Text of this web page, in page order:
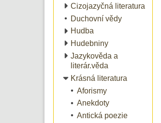
Cizojazyčná literatura
Duchovní vědy
Hudba
Hudebniny
Jazykověda a
literár.věda
Krásná literatura
Aforismy
Anekdoty
Antická poezie